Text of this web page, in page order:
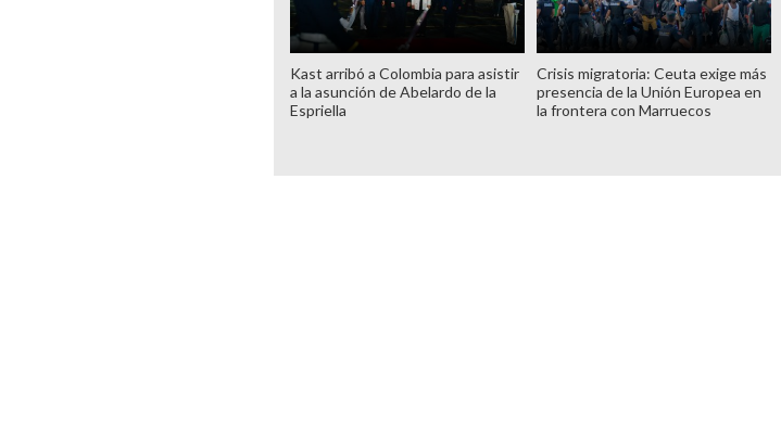
Kast arribó a Colombia para asistir
a la asunción de Abelardo de la
Espriella
Crisis migratoria: Ceuta exige más
presencia de la Unión Europea en
la frontera con Marruecos